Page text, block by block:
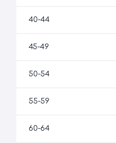
40-44
45-49
50-54
55-59
60-64